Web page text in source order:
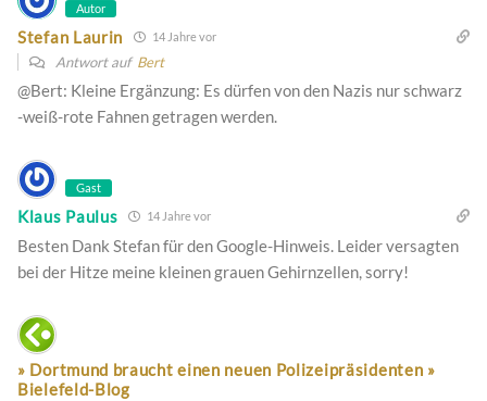
Autor
Stefan Laurin 14 Jahre vor
Antwort auf Bert
@Bert: Kleine Ergänzung: Es dürfen von den Nazis nur schwarz
-weiß-rote Fahnen getragen werden.
Gast
Klaus Paulus 14 Jahre vor
Besten Dank Stefan für den Google-Hinweis. Leider versagten
bei der Hitze meine kleinen grauen Gehirnzellen, sorry!
» Dortmund braucht einen neuen Polizeipräsidenten »
Bielefeld-Blog